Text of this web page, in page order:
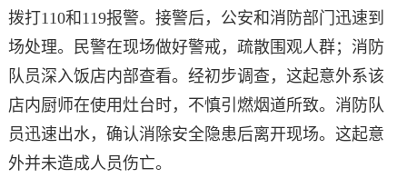
拨打110和119报警。接警后，公安和消防部门迅速到
场处理。民警在现场做好警戒，疏散围观人群；消防
队员深入饭店内部查看。经初步调查，这起意外系该
店内厨师在使用灶台时，不慎引燃烟道所致。消防队
员迅速出水，确认消除安全隐患后离开现场。这起意
外并未造成人员伤亡。